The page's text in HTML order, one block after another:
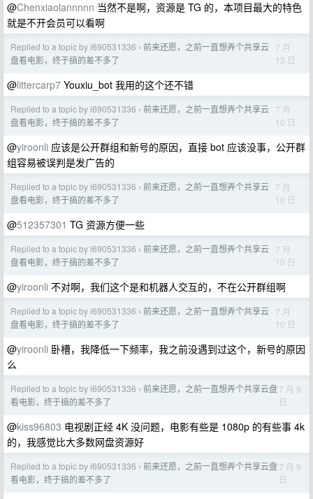
@Chenxiaolannnnn 当然不是啊，资源是 TG 的，本项目最大的特色
就是不开会员可以看啊
Replied to a topic by i690531336 › 前来还愿，之前一直想弄个共享云
盘看电影，终于搞的差不多了
7 月
13 日
@littercarp7 Youxiu_bot 我用的这个还不错
Replied to a topic by i690531336 › 前来还愿，之前一直想弄个共享云
盘看电影，终于搞的差不多了
7 月
10 日
@yiroonli 应该是公开群组和新号的原因，直接 bot 应该没事，公开群
组容易被误判是发广告的
Replied to a topic by i690531336 › 前来还愿，之前一直想弄个共享云
盘看电影，终于搞的差不多了
7 月
10 日
@512357301 TG 资源方便一些
Replied to a topic by i690531336 › 前来还愿，之前一直想弄个共享云
盘看电影，终于搞的差不多了
7 月
10 日
@yiroonli 不对啊，我们这个是和机器人交互的，不在公开群组啊
Replied to a topic by i690531336 › 前来还愿，之前一直想弄个共享云
盘看电影，终于搞的差不多了
7 月
10 日
@yiroonli 卧槽，我降低一下频率，我之前没遇到过这个，新号的原因
么
Replied to a topic by i690531336 › 前来还愿，之前一直想弄个共享云盘
看电影，终于搞的差不多了
7 月 9
日
@kiss96803 电视剧正经 4K 没问题，电影有些是 1080p 的有些事 4k
的，我感觉比大多数网盘资源好
Replied to a topic by i690531336 › 前来还愿，之前一直想弄个共享云盘
看电影，终于搞的差不多了
7 月 9
日